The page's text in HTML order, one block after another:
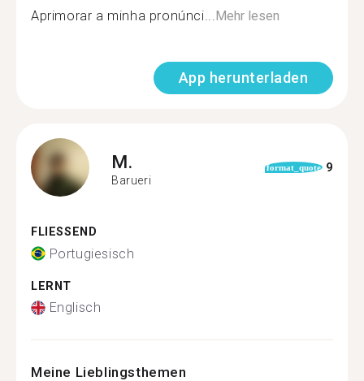
Aprimorar a minha pronúnci...Mehr lesen
App herunterladen
M.
Barueri
format_quote 9
FLIESSEND
Portugiesisch
LERNT
Englisch
Meine Lieblingsthemen